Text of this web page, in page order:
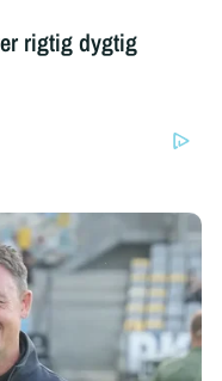
rigtig dygtig